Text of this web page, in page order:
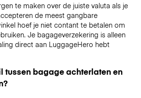
te maken over de juiste valuta als je
de meest gangbare
hoef je niet contant te betalen om
Je bagageverzekering is alleen
direct aan LuggageHero hebt
tussen bagage achterlaten en